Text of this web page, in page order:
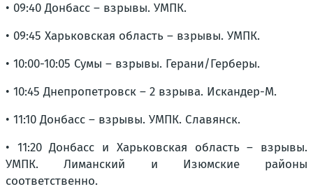
• 09:40 Донбасс – взрывы. УМПК.
• 09:45 Харьковская область – взрывы. УМПК.
• 10:00-10:05 Сумы – взрывы. Герани/Герберы.
• 10:45 Днепропетровск – 2 взрыва. Искандер-М.
• 11:10 Донбасс – взрывы. УМПК. Славянск.
• 11:20 Донбасс и Харьковская область – взрывы.
УМПК. Лиманский и Изюмские районы
соответственно.